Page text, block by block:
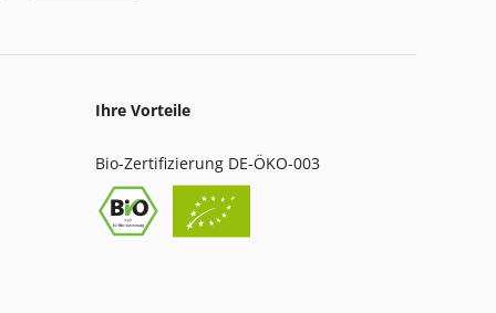
Ihre Vorteile
Bio-Zertifizierung DE-ÖKO-003